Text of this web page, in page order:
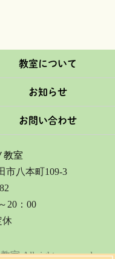
教室について
お知らせ
お問い合わせ
教室
市八本町109-3
20：00
休
室 All rights reserved.